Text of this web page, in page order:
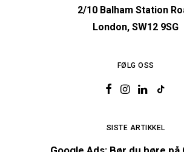
2/10 Balham Station
London, SW12 9SG
FØLG OSS
SISTE ARTIKKEL